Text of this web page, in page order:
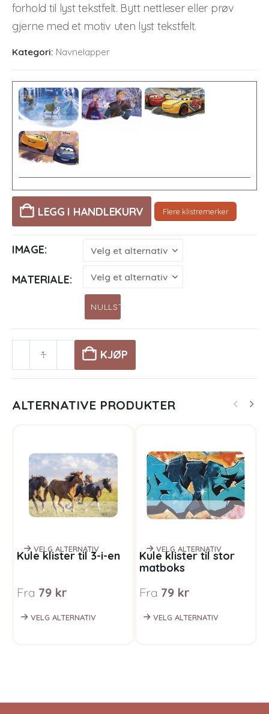
forhold til lyst tekstfelt. Bytt nettleser eller prøv
gjerne med et motiv uten lyst tekstfelt.
Kategori: Navnelapper
LEGG I HANDLEKURV Flere klistremerker
IMAGE
MATERIALE
NULLSTILL
KJØP
ALTERNATIVE PRODUKTER
VELG ALTERNATIV
Kule klister til 3-i-en
Fra 79 kr
VELG ALTERNATIV
VELG ALTERNATIV
Kule klister til stor
matboks
Fra 79 kr
VELG ALTERNATIV